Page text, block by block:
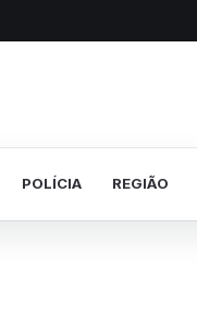
POLÍCIA REGIÃO